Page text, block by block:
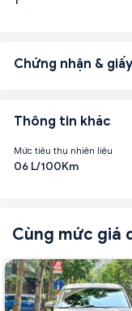
Chứng nhận &
Thông tin khác
Mức tiêu thụ nhiên liệu
06 L/100Km
Cùng mức giá